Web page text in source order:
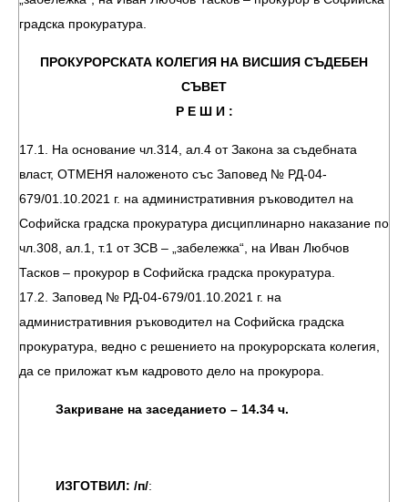
градска прокуратура.
ПРОКУРОРСКАТА КОЛЕГИЯ НА ВИСШИЯ СЪДЕБЕН
СЪВЕТ
Р Е Ш И :
17.1. На основание чл.314, ал.4 от Закона за съдебната
власт, ОТМЕНЯ наложеното със Заповед № РД-04-
679/01.10.2021 г. на административния ръководител на
Софийска градска прокуратура дисциплинарно наказание по
чл.308, ал.1, т.1 от ЗСВ – „забележка“, на Иван Любчов
Тасков – прокурор в Софийска градска прокуратура.
17.2. Заповед № РД-04-679/01.10.2021 г. на
административния ръководител на Софийска градска
прокуратура, ведно с решението на прокурорската колегия,
да се приложат към кадровото дело на прокурора.
Закриване на заседанието – 14.34 ч.
ИЗГОТВИЛ: /п/: